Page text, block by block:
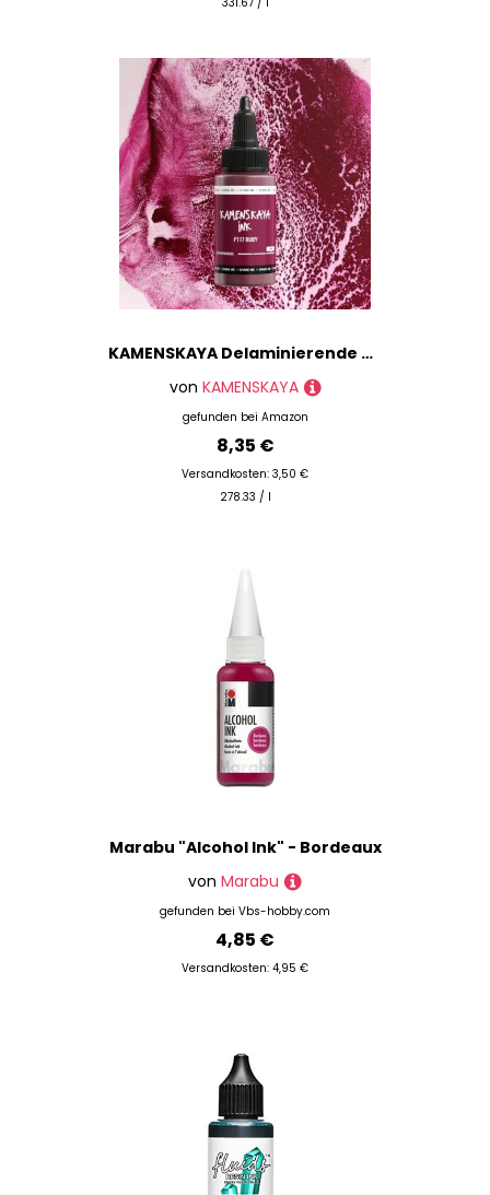
KAMENSKAYA Delaminierende Alkoholtinte - Selbstspaltende Alcohol Ink P-117 'Rubinrot', 30 ml
von KAMENSKAYA
gefunden bei Amazon
8,35 €
Versandkosten: 3,50 €
278.33 / l
Marabu "Alcohol Ink" - Bordeaux
von Marabu
gefunden bei Vbs-hobby.com
4,85 €
Versandkosten: 4,95 €